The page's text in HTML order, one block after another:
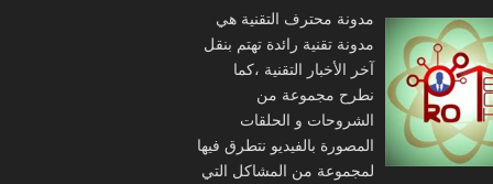
مدونة محترف التقنية هي
مدونة تقنية رائدة تهتم بنقل
آخر الأخبار التقنية ،كما
نطرح مجموعة من
الشروحات و الحلقات
المصورة بالفيديو نتطرق فيها
لمجموعة من المشاكل التي